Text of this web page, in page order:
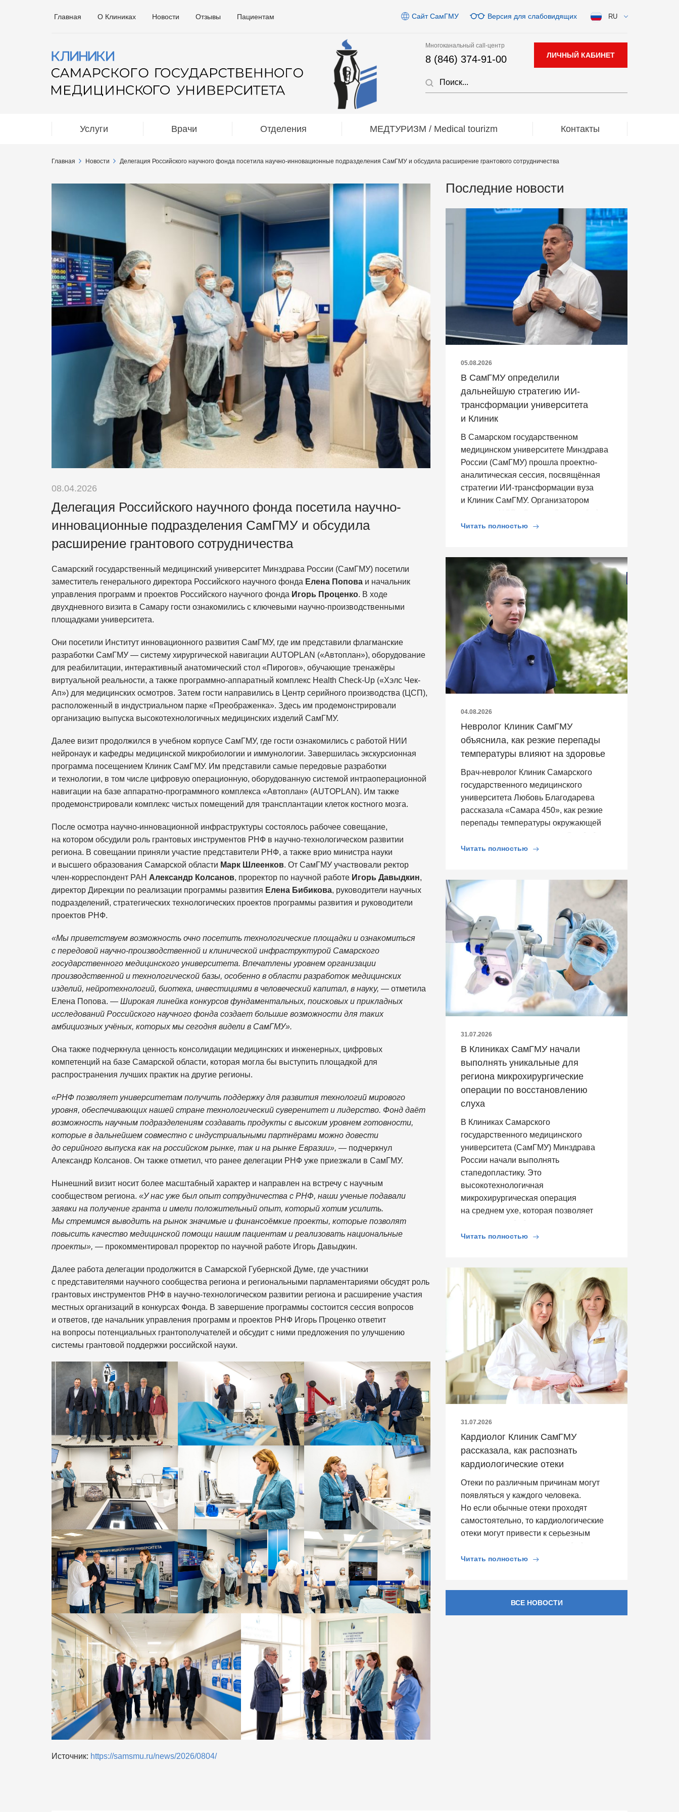
Главная О Клиниках Новости Отзывы Пациентам Сайт СамГМУ Версия для слабовидящих RU
Многоканальный call-центр
8 (846) 374-91-00 ЛИЧНЫЙ КАБИНЕТ
Услуги Врачи Отделения МЕДТУРИЗМ / Medical tourizm Контакты
Главная Новости Делегация Российского научного фонда посетила научно-инновационные подразделения СамГМУ и обсудила расширение грантового сотрудничества
08.04.2026
Делегация Российского научного фонда посетила научно-
инновационные подразделения СамГМУ и обсудила
расширение грантового сотрудничества
Самарский государственный медицинский университет Минздрава России (СамГМУ) посетили
заместитель генерального директора Российского научного фонда Елена Попова и начальник
управления программ и проектов Российского научного фонда Игорь Проценко. В ходе
двухдневного визита в Самару гости ознакомились с ключевыми научно-производственными
площадками университета.
Они посетили Институт инновационного развития СамГМУ, где им представили флагманские
разработки СамГМУ — систему хирургической навигации AUTOPLAN («Автоплан»), оборудование
для реабилитации, интерактивный анатомический стол «Пирогов», обучающие тренажёры
виртуальной реальности, а также программно-аппаратный комплекс Health Check-Up («Хэлс Чек-
Ап») для медицинских осмотров. Затем гости направились в Центр серийного производства (ЦСП),
расположенный в индустриальном парке «Преображенка». Здесь им продемонстрировали
организацию выпуска высокотехнологичных медицинских изделий СамГМУ.
Далее визит продолжился в учебном корпусе СамГМУ, где гости ознакомились с работой НИИ
нейронаук и кафедры медицинской микробиологии и иммунологии. Завершилась экскурсионная
программа посещением Клиник СамГМУ. Им представили самые передовые разработки
и технологии, в том числе цифровую операционную, оборудованную системой интраоперационной
навигации на базе аппаратно-программного комплекса «Автоплан» (AUTOPLAN). Им также
продемонстрировали комплекс чистых помещений для трансплантации клеток костного мозга.
После осмотра научно-инновационной инфраструктуры состоялось рабочее совещание,
на котором обсудили роль грантовых инструментов РНФ в научно-технологическом развитии
региона. В совещании приняли участие представители РНФ, а также врио министра науки
и высшего образования Самарской области Марк Шлеенков. От СамГМУ участвовали ректор
член-корреспондент РАН Александр Колсанов, проректор по научной работе Игорь Давыдкин,
директор Дирекции по реализации программы развития Елена Бибикова, руководители научных
подразделений, стратегических технологических проектов программы развития и руководители
проектов РНФ.
«Мы приветствуем возможность очно посетить технологические площадки и ознакомиться
с передовой научно-производственной и клинической инфраструктурой Самарского
государственного медицинского университета. Впечатлены уровнем организации
производственной и технологической базы, особенно в области разработок медицинских
изделий, нейротехнологий, биотеха, инвестициями в человеческий капитал, в науку, — отметила
Елена Попова. — Широкая линейка конкурсов фундаментальных, поисковых и прикладных
исследований Российского научного фонда создает большие возможности для таких
амбициозных учёных, которых мы сегодня видели в СамГМУ».
Она также подчеркнула ценность консолидации медицинских и инженерных, цифровых
компетенций на базе Самарской области, которая могла бы выступить площадкой для
распространения лучших практик на другие регионы.
«РНФ позволяет университетам получить поддержку для развития технологий мирового
уровня, обеспечивающих нашей стране технологический суверенитет и лидерство. Фонд даёт
возможность научным подразделениям создавать продукты с высоким уровнем готовности,
которые в дальнейшем совместно с индустриальными партнёрами можно довести
до серийного выпуска как на российском рынке, так и на рынке Евразии», — подчеркнул
Александр Колсанов. Он также отметил, что ранее делегации РНФ уже приезжали в СамГМУ.
Нынешний визит носит более масштабный характер и направлен на встречу с научным
сообществом региона. «У нас уже был опыт сотрудничества с РНФ, наши ученые подавали
заявки на получение гранта и имели положительный опыт, который хотим усилить.
Мы стремимся выводить на рынок значимые и финансоёмкие проекты, которые позволят
повысить качество медицинской помощи нашим пациентам и реализовать национальные
проекты», — прокомментировал проректор по научной работе Игорь Давыдкин.
Далее работа делегации продолжится в Самарской Губернской Думе, где участники
с представителями научного сообщества региона и региональными парламентариями обсудят роль
грантовых инструментов РНФ в научно-технологическом развитии региона и расширение участия
местных организаций в конкурсах Фонда. В завершение программы состоится сессия вопросов
и ответов, где начальник управления программ и проектов РНФ Игорь Проценко ответит
на вопросы потенциальных грантополучателей и обсудит с ними предложения по улучшению
системы грантовой поддержки российской науки.
Источник: https://samsmu.ru/news/2026/0804/
Последние новости
05.08.2026
В СамГМУ определили
дальнейшую стратегию ИИ-
трансформации университета
и Клиник
В Самарском государственном
медицинском университете Минздрава
России (СамГМУ) прошла проектно-
аналитическая сессия, посвящённая
стратегии ИИ-трансформации вуза
и Клиник СамГМУ. Организатором
Читать полностью
04.08.2026
Невролог Клиник СамГМУ
объяснила, как резкие перепады
температуры влияют на здоровье
Врач-невролог Клиник Самарского
государственного медицинского
университета Любовь Благодарева
рассказала «Самара 450», как резкие
перепады температуры окружающей
Читать полностью
31.07.2026
В Клиниках СамГМУ начали
выполнять уникальные для
региона микрохирургические
операции по восстановлению
слуха
В Клиниках Самарского
государственного медицинского
университета (СамГМУ) Минздрава
России начали выполнять
стапедопластику. Это
высокотехнологичная
микрохирургическая операция
на среднем ухе, которая позволяет
Читать полностью
31.07.2026
Кардиолог Клиник СамГМУ
рассказала, как распознать
кардиологические отеки
Отеки по различным причинам могут
появляться у каждого человека.
Но если обычные отеки проходят
самостоятельно, то кардиологические
отеки могут привести к серьезным
Читать полностью
ВСЕ НОВОСТИ